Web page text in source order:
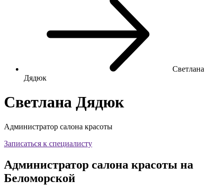
Светлана
Дядюк
Светлана Дядюк
Администратор салона красоты
Записаться к специалисту
Администратор салона красоты на
Беломорской